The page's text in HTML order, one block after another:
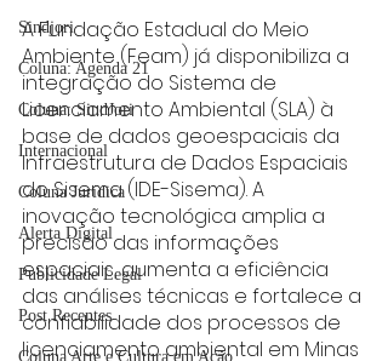
Sindjori
Coluna: Agenda 21
Coluna: SindJori
Internacional
Coluna Jurídica
Alerta Digital
Publicidade Legal
Post Recentes
Coluna Arte e Cultura em Ação
A Fundação Estadual do Meio
Ambiente (Feam) já disponibiliza a
integração do Sistema de
Licenciamento Ambiental (SLA) à
base de dados geoespaciais da
Infraestrutura de Dados Espaciais
do Sisema (IDE-Sisema). A
inovação tecnológica amplia a
precisão das informações
espaciais, aumenta a eficiência
das análises técnicas e fortalece a
confiabilidade dos processos de
licenciamento ambiental em Minas